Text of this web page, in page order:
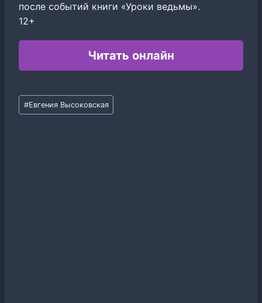
после событий книги «Уроки ведьмы».
12+
Читать онлайн
Метки
записи:
#Евгения Высоковская